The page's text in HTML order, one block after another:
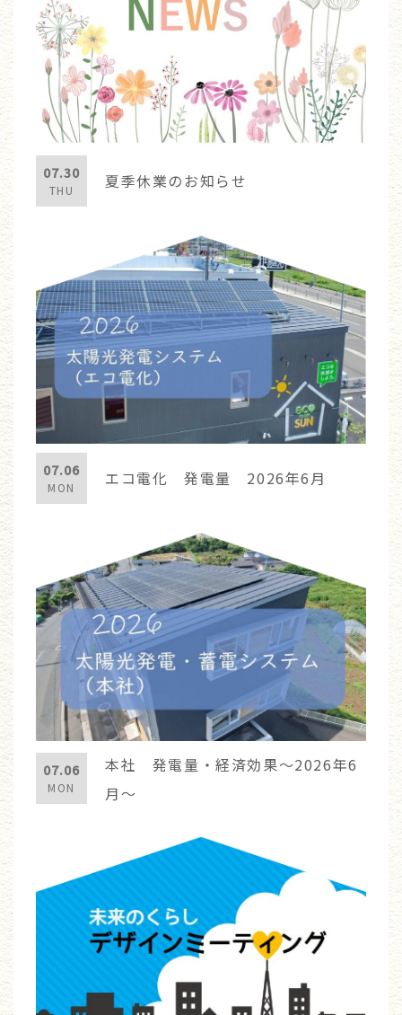
07.30
THU 夏季休業のお知らせ
07.06
MON エコ電化 発電量 2026年6月
07.06
MON
本社 発電量・経済効果～2026年6
月～